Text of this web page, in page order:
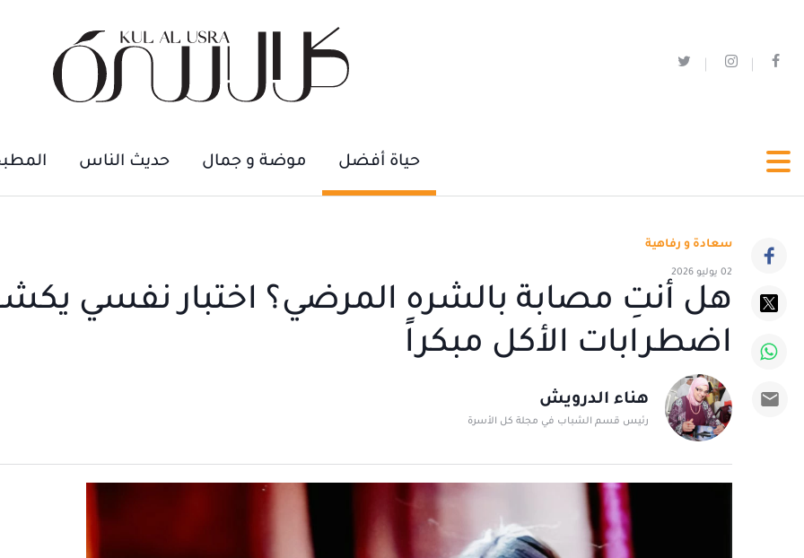
حياة أفضل موضة و جمال حديث الناس
سعادة و رفاهية
02 يوليو 2026
هل أنتِ مصابة بالشره المرضي؟ اختبار نفسي
اضطرابات الأكل مبكراً
هناء الدرويش
رئيس قسم الشباب في مجلة كل الأسرة